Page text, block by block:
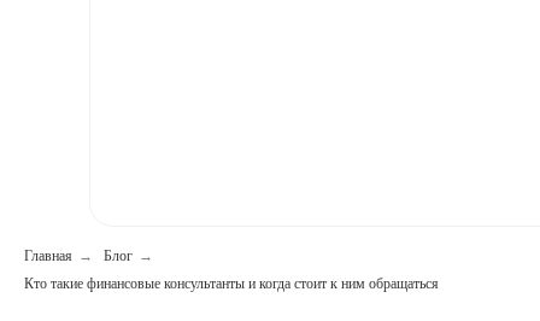
Главная → Блог →
Кто такие финансовые консультанты и когда стоит к ним обращаться